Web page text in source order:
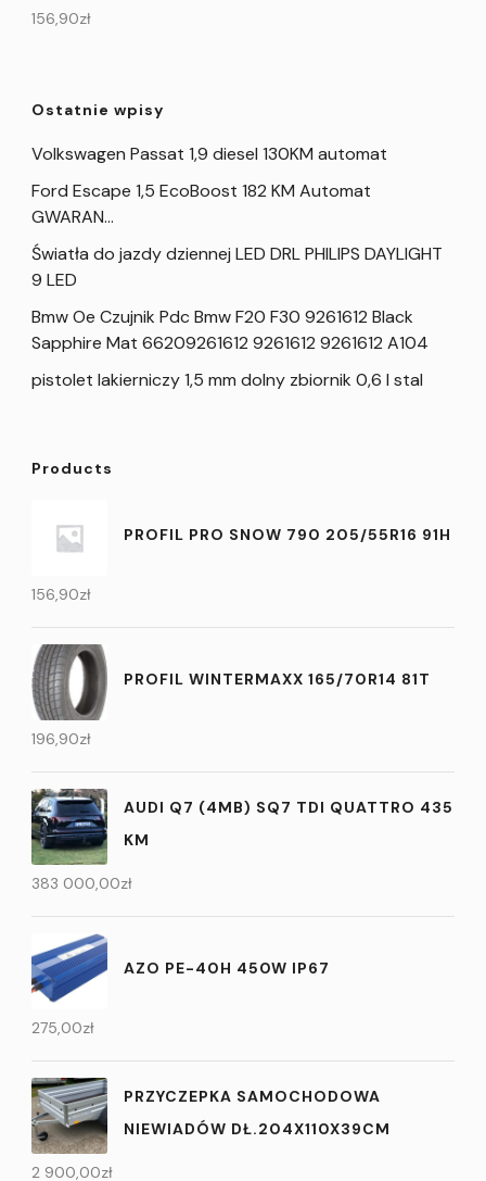
156,90zł
Ostatnie wpisy
Volkswagen Passat 1,9 diesel 130KM automat
Ford Escape 1,5 EcoBoost 182 KM Automat
GWARAN…
Światła do jazdy dziennej LED DRL PHILIPS DAYLIGHT
9 LED
Bmw Oe Czujnik Pdc Bmw F20 F30 9261612 Black
Sapphire Mat 66209261612 9261612 9261612 A104
pistolet lakierniczy 1,5 mm dolny zbiornik 0,6 l stal
Products
PROFIL PRO SNOW 790 205/55R16 91H
156,90zł
PROFIL WINTERMAXX 165/70R14 81T
196,90zł
AUDI Q7 (4MB) SQ7 TDI QUATTRO 435
KM
383 000,00zł
AZO PE-40H 450W IP67
275,00zł
PRZYCZEPKA SAMOCHODOWA
NIEWIADÓW DŁ.204X110X39CM
2 900,00zł